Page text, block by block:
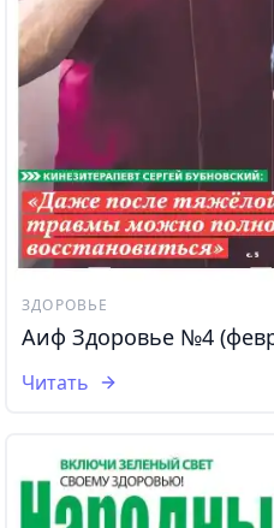
ЗДОРОВЬЕ
Аиф Здоровье №4
Читать